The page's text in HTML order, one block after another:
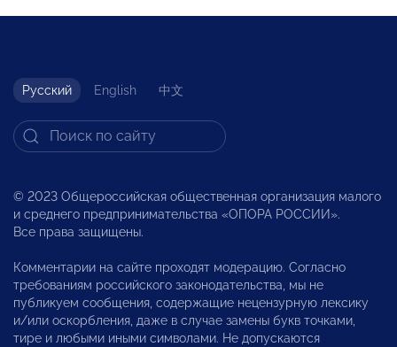
Русский English 中文
© 2023 Общероссийская общественная организация малого
и среднего предпринимательства «ОПОРА РОССИИ».
Все права защищены.
Комментарии на сайте проходят модерацию. Согласно
требованиям российского законодательства, мы не
публикуем сообщения, содержащие нецензурную лексику
и/или оскорбления, даже в случае замены букв точками,
тире и любыми иными символами. Не допускаются